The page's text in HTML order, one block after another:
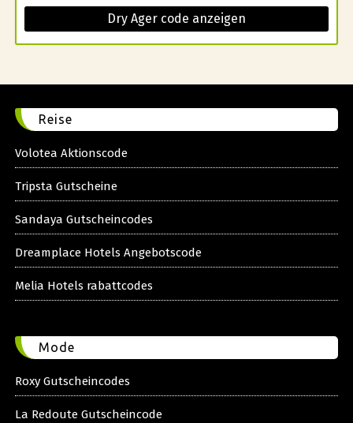
Dry Ager code anzeigen
Reise
Volotea Aktionscode
Tripsta Gutscheine
Sandaya Gutscheincodes
Dreamplace Hotels Angebotscode
Melia Hotels rabattcodes
Mode
Roxy Gutscheincodes
La Redoute Gutscheincode